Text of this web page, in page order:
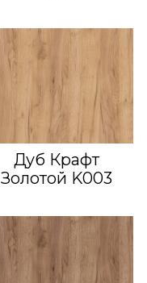
Дуб Крафт
Золотой K003